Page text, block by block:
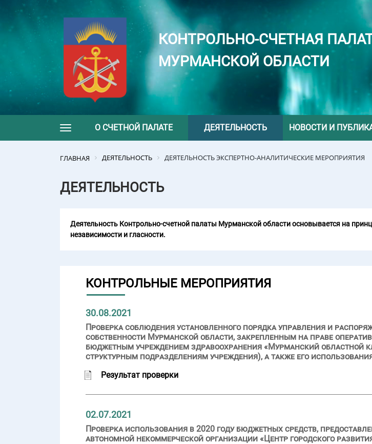
КОНТРОЛЬНО-СЧЕТНАЯ
МУРМАНСКОЙ ОБЛАСТИ
Toggle navigation
О СЧЕТНОЙ ПАЛАТЕ ДЕЯТЕЛЬНОСТЬ НОВОСТИ И
ГЛАВНАЯ ДЕЯТЕЛЬНОСТЬ ДЕЯТЕЛЬНОСТЬ ЭКСПЕРТНО-АНАЛИТИЧЕСКИЕ МЕРОПРИЯТИЯ
ДЕЯТЕЛЬНОСТЬ
Деятельность Контрольно-счетной палаты Мурманской области основывается на
независимости и гласности.
КОНТРОЛЬНЫЕ МЕРОПРИЯТИЯ
30.08.2021
Проверка соблюдения установленного порядка управления и
собственности Мурманской области, закрепленным на праве
бюджетным учреждением здравоохранения «Мурманский областной
структурным подразделениям учреждения), а также его
Результат проверки
02.07.2021
Проверка использования в 2020 году бюджетных средств,
автономной некоммерческой организации «Центр городского